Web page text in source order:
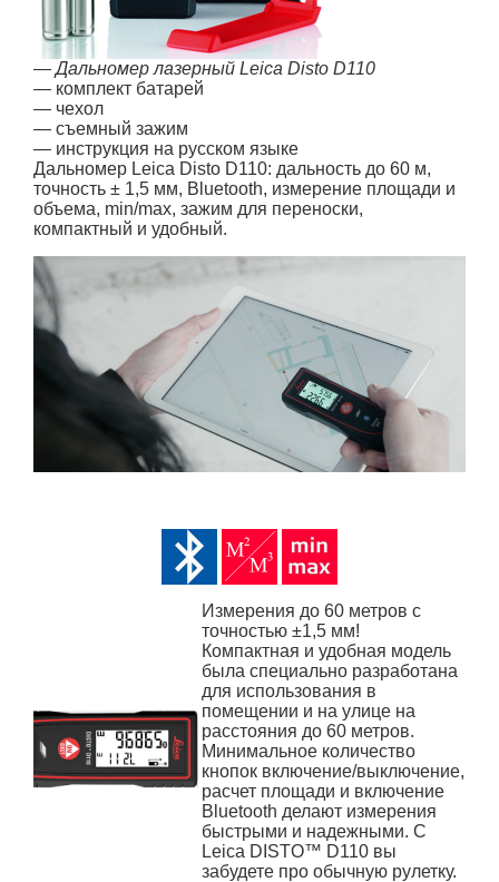
—Дальномер лазерный Leica Disto D110
— комплект батарей
— чехол
— съемный зажим
— инструкция на русском языке
Дальномер Leica Disto D110: дальность до 60 м,
точность ± 1,5 мм, Bluetooth, измерение площади и
объема, min/max, зажим для переноски,
компактный и удобный.
Измерения до 60 метров с
точностью ±1,5 мм!
Компактная и удобная модель
была специально разработана
для использования в
помещении и на улице на
расстояния до 60 метров.
Минимальное количество
кнопок включение/выключение,
расчет площади и включение
Bluetooth делают измерения
быстрыми и надежными. С
Leica DISTO™ D110 вы
забудете про обычную рулетку.